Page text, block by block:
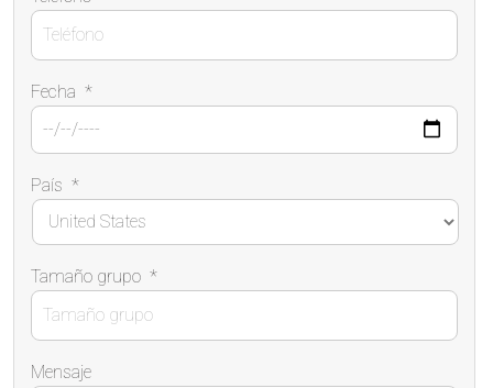
Fecha *
País *
Tamaño grupo *
Mensaje